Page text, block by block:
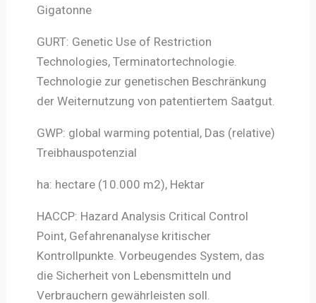
Gigatonne
GURT: Genetic Use of Restriction
Technologies, Terminatortechnologie.
Technologie zur genetischen Beschränkung
der Weiternutzung von patentiertem Saatgut.
GWP: global warming potential, Das (relative)
Treibhauspotenzial
ha: hectare (10.000 m2), Hektar
HACCP: Hazard Analysis Critical Control
Point, Gefahrenanalyse kritischer
Kontrollpunkte. Vorbeugendes System, das
die Sicherheit von Lebensmitteln und
Verbrauchern gewährleisten soll.